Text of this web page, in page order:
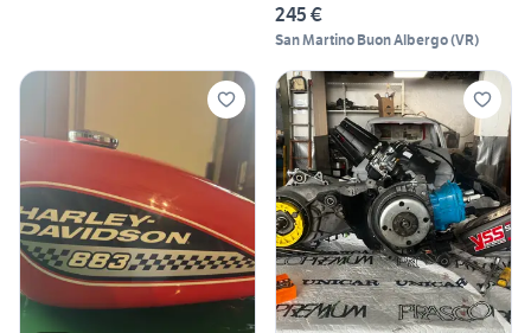
245 €
San Martino Buon Albergo(VR)